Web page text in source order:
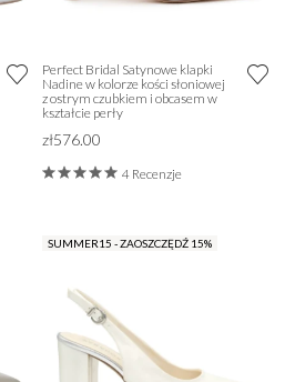
Perfect Bridal Satynowe klapki
Nadine w kolorze kości słoniowej
z ostrym czubkiem i obcasem w
kształcie perły
zł576.00
4 Recenzje
SUMMER15 - ZAOSZCZĘDŹ 15%